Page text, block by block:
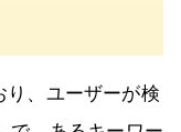
り、ユーザーが検